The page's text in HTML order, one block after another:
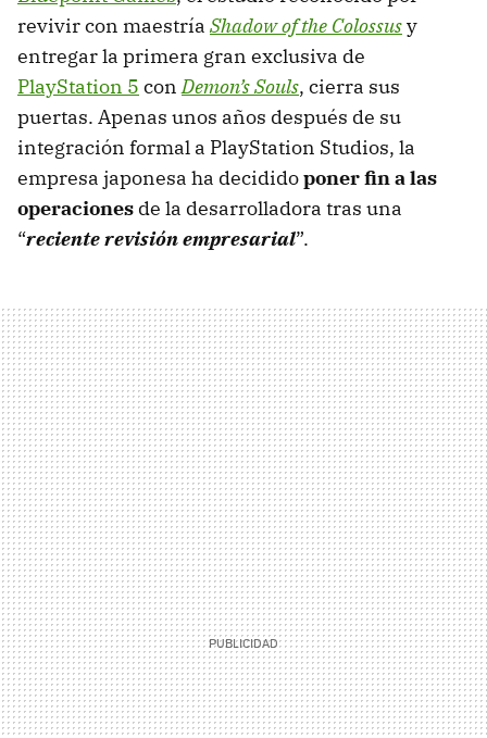
revivir con maestría Shadow of the Colossusy
entregar la primera gran exclusiva de
PlayStation 5 conDemon’s Souls, cierra sus
puertas. Apenas unos años después de su
integración formal a PlayStation Studios, la
empresa japonesa ha decididoponer fin a las
operaciones de la desarrolladora tras una
“reciente revisión empresarial”.